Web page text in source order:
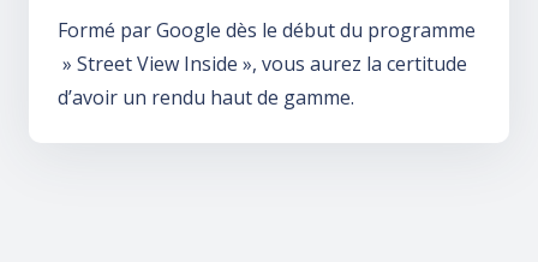
Formé par Google dès le début du programme
» Street View Inside », vous aurez la certitude
d’avoir un rendu haut de gamme.